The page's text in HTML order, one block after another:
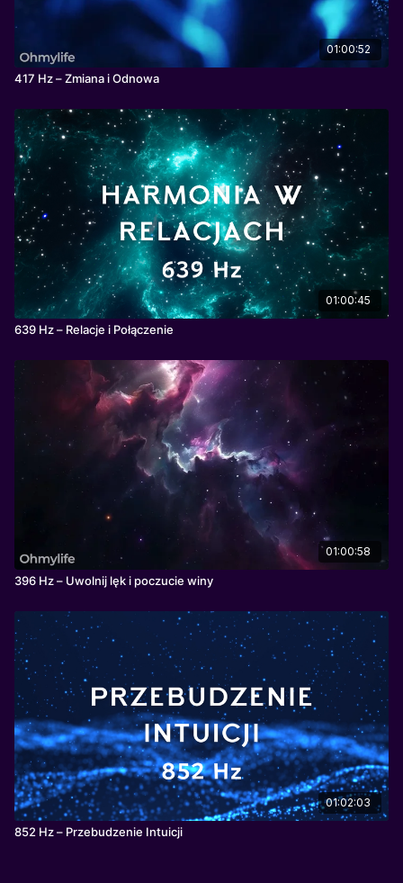
01:00:52
417 Hz – Zmiana i Odnowa
01:00:45
639 Hz – Relacje i Połączenie
01:00:58
396 Hz – Uwolnij lęk i poczucie winy
01:02:03
852 Hz – Przebudzenie Intuicji